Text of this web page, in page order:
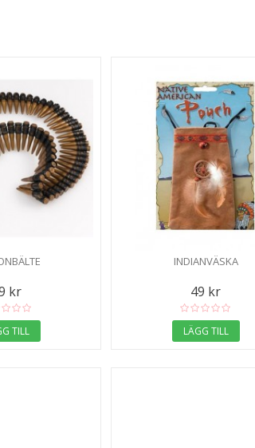
kr
TILL
INDIANVÄSKA
49 kr
LÄGG TILL